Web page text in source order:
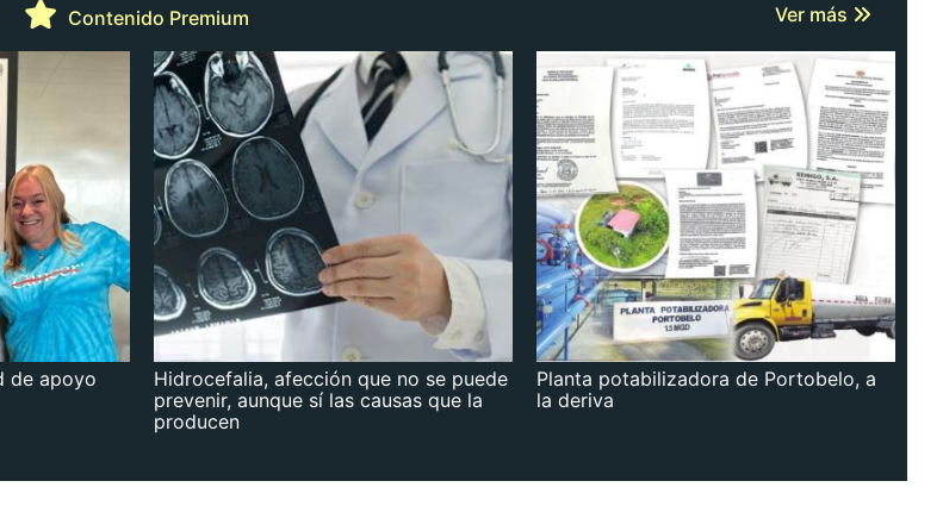
Contenido Premium Ver más
de apoyo
Hidrocefalia, afección que no se puede
prevenir, aunque sí las causas que la
producen
Planta potabilizadora de Portobelo, a
la deriva